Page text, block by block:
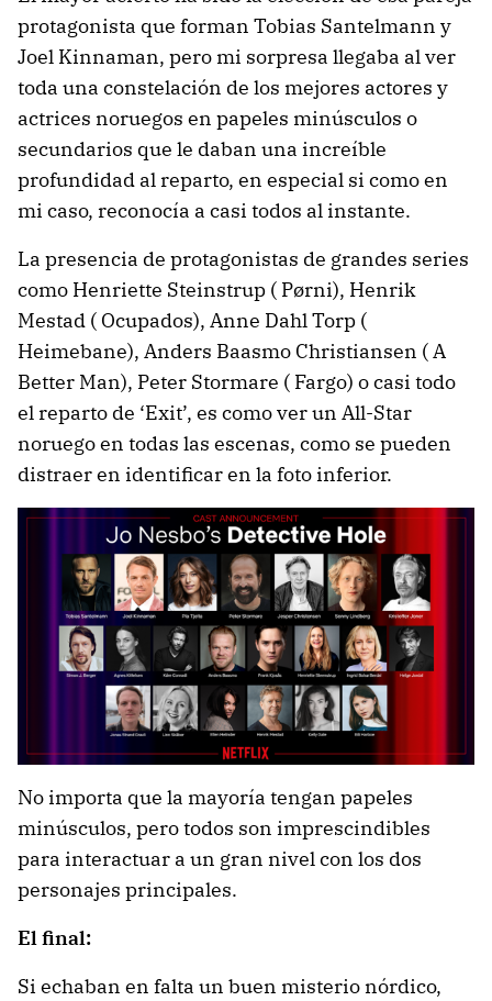
protagonista que forman Tobias Santelmann y
Joel Kinnaman, pero mi sorpresa llegaba al ver
toda una constelación de los mejores actores y
actrices noruegos en papeles minúsculos o
secundarios que le daban una increíble
profundidad al reparto, en especial si como en
mi caso, reconocía a casi todos al instante.
La presencia de protagonistas de grandes series
como Henriette Steinstrup ( Pørni), Henrik
Mestad ( Ocupados), Anne Dahl Torp (
Heimebane), Anders Baasmo Christiansen ( A
Better Man), Peter Stormare ( Fargo) o casi todo
el reparto de ‘Exit’, es como ver un All-Star
noruego en todas las escenas, como se pueden
distraer en identificar en la foto inferior.
No importa que la mayoría tengan papeles
minúsculos, pero todos son imprescindibles
para interactuar a un gran nivel con los dos
personajes principales.
El final:
Si echaban en falta un buen misterio nórdico,